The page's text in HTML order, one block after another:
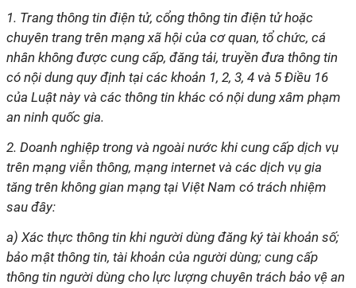
1. Trang thông tin điện tử, cổng thông tin điện tử hoặc
chuyên trang trên mạng xã hội của cơ quan, tổ chức, cá
nhân không được cung cấp, đăng tải, truyền đưa thông tin
có nội dung quy định tại các khoản 1, 2, 3, 4 và 5 Điều 16
của Luật này và các thông tin khác có nội dung xâm phạm
an ninh quốc gia.
2. Doanh nghiệp trong và ngoài nước khi cung cấp dịch vụ
trên mạng viễn thông, mạng internet và các dịch vụ gia
tăng trên không gian mạng tại Việt Nam có trách nhiệm
sau đây:
a) Xác thực thông tin khi người dùng đăng ký tài khoản số;
bảo mật thông tin, tài khoản của người dùng; cung cấp
thông tin người dùng cho lực lượng chuyên trách bảo vệ an